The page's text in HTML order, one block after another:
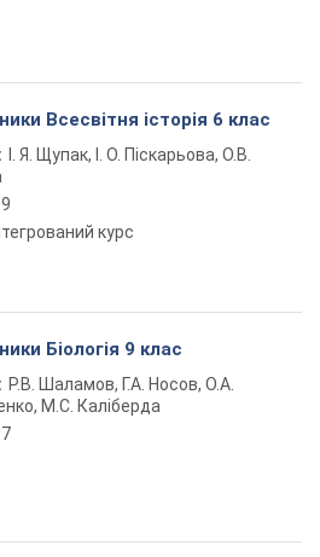
Всесвітня історія 6 клас
І. Я. Щупак, І. О. Піскарьова, О.В.
курс
Біологія 9 клас
Р.В. Шаламов, Г.А. Носов, О.А.
М.С. Каліберда